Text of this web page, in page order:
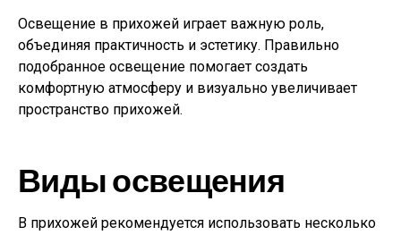
Освещение в прихожей играет важную роль,
объединяя практичность и эстетику. Правильно
подобранное освещение помогает создать
комфортную атмосферу и визуально увеличивает
пространство прихожей.
Виды освещения
В прихожей рекомендуется использовать несколько